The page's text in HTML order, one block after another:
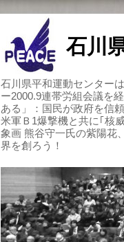
石川
石川県平和運動センター
ー2000.9連帯労組会議を
ある」：国民が政府を信
米軍Ｂ1爆撃機と共に｢核
象画 熊谷守一氏の紫陽花
界を創ろう！